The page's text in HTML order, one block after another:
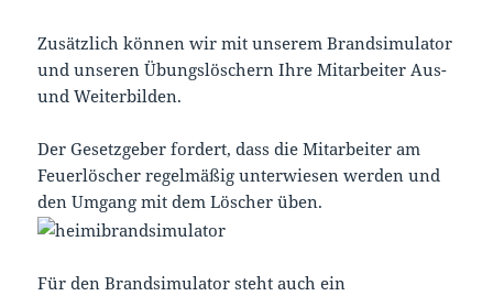
Zusätzlich können wir mit unserem Brandsimulator
und unseren Übungslöschern Ihre Mitarbeiter Aus-
und Weiterbilden.
Der Gesetzgeber fordert, dass die Mitarbeiter am
Feuerlöscher regelmäßig unterwiesen werden und
den Umgang mit dem Löscher üben.
Für den Brandsimulator steht auch ein